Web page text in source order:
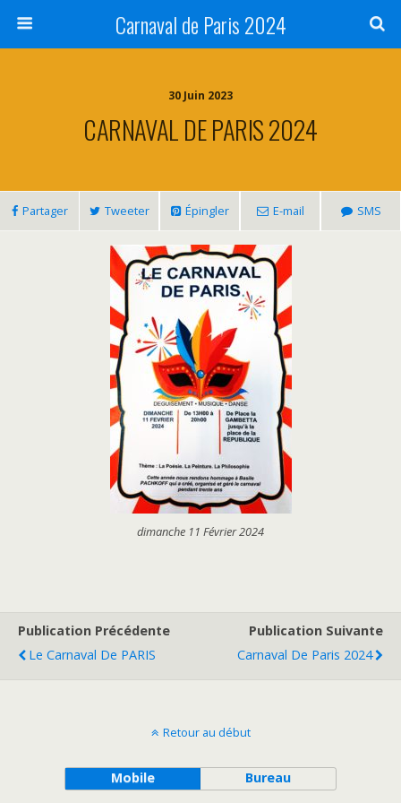
Carnaval de Paris 2024
30 Juin 2023
CARNAVAL DE PARIS 2024
Partager Tweeter Épingler E-mail SMS
dimanche 11 Février 2024
Publication Précédente
Le Carnaval De PARIS
Publication Suivante
Carnaval De Paris 2024
Retour au début
Mobile Bureau